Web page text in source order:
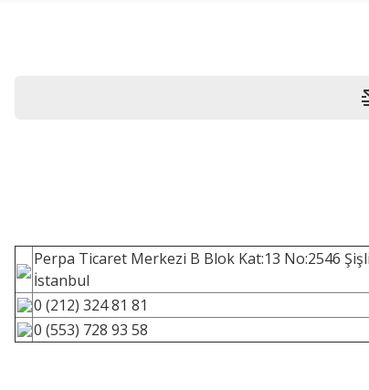
Perpa Ticaret Merkezi B Blok Kat:13 No:2546
İstanbul
0 (212) 324 81 81
0 (553) 728 93 58